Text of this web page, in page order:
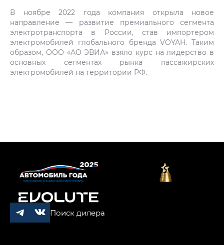
В ноябре 2022 года компания открыла новое
направление — развитие премиального сегмента
электротранспорта в России, став импортером
электромобилей глобального бренда VOYAH. Таким
образом, ООО «АО ЭВИА» взяло курс на лидерство в
основных сегментах рынка пассажирских
электромобилей на территории РФ.
Поиск дилера